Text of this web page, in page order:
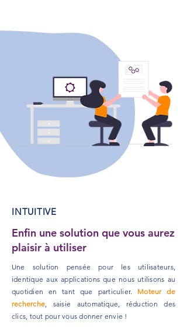
INTUITIVE
Enfin une solution que vous aurez
plaisir à utiliser
Une solution pensée pour les utilisateurs,
identique aux applications que nous utilisons au
quotidien en tant que particulier.
Moteurde
recherche, saisie automatique, réduction des
clics, tout pour vous donner envie !